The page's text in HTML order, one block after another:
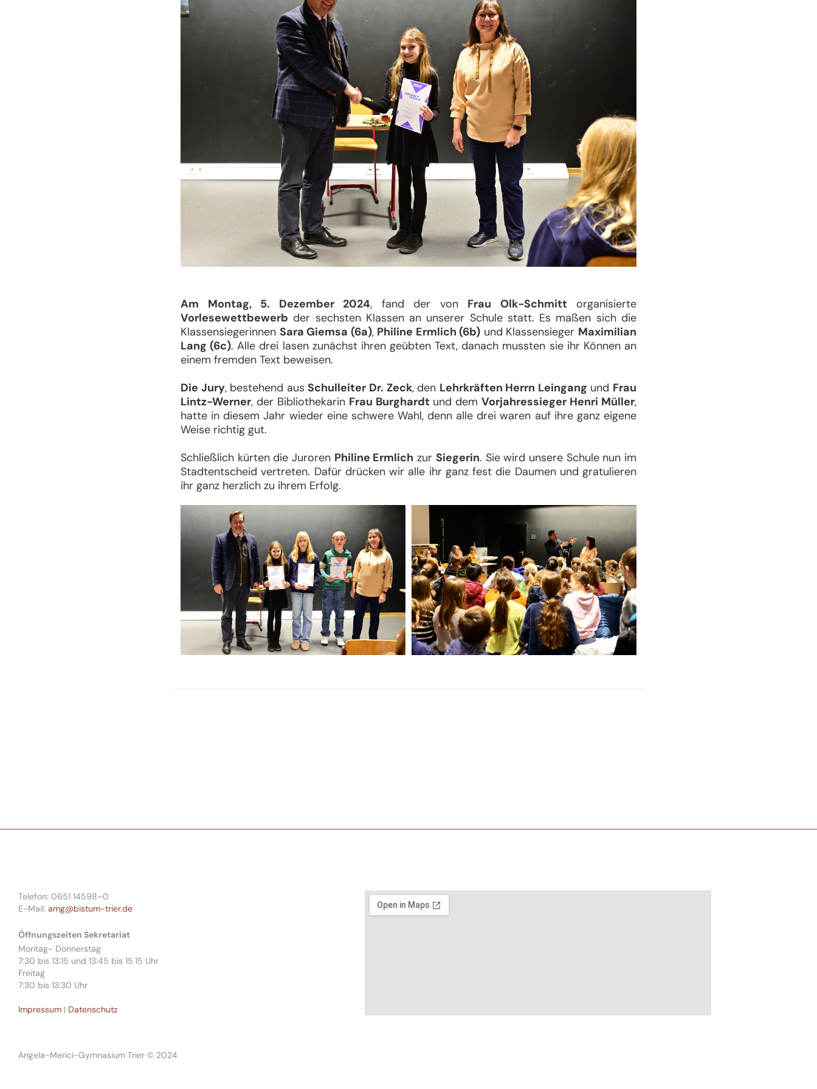
Am Montag, 5. Dezember 2024, fand der von Frau Olk-Schmitt organisierte
Vorlesewettbewerb der sechsten Klassen an unserer Schule statt. Es maßen sich die
Klassensiegerinnen Sara Giemsa (6a), Philine Ermlich (6b) und Klassensieger Maximilian
Lang (6c). Alle drei lasen zunächst ihren geübten Text, danach mussten sie ihr Können an
einem fremden Text beweisen.
Die Jury, bestehend ausSchulleiter Dr. Zeck, den Lehrkräften Herrn Leingang und Frau
Lintz-Werner, der Bibliothekarin Frau Burghardt und demVorjahressieger Henri Müller,
hatte in diesem Jahr wieder eine schwere Wahl, denn alle drei waren auf ihre ganz eigene
Weise richtig gut.
Schließlich kürten die Juroren Philine Ermlich zur Siegerin. Sie wird unsere Schule nun im
Stadtentscheid vertreten. Dafür drücken wir alle ihr ganz fest die Daumen und gratulieren
ihr ganz herzlich zu ihrem Erfolg.
Telefon: 0651 14598–0
E-Mail: amg@bistum-trier.de
Öffnungszeiten Sekretariat
Montag- Donnerstag
7:30 bis 13:15 und 13:45 bis 15.15 Uhr
Freitag
7:30 bis 13:30 Uhr
Impressum | Datenschutz
Angela-Merici-Gymnasium Trier © 2024